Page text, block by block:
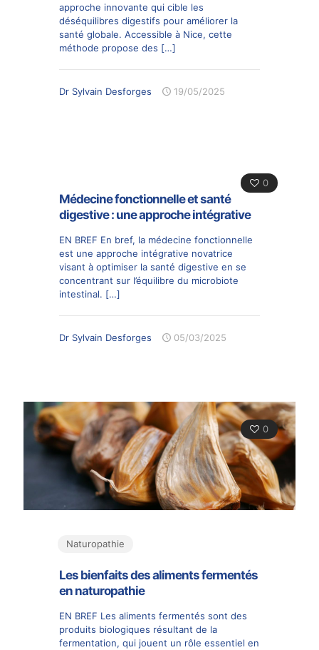
approche innovante qui cible les
déséquilibres digestifs pour améliorer la
santé globale. Accessible à Nice, cette
méthode propose des […]
Dr Sylvain Desforges 19/05/2025
0
Médecine fonctionnelle et santé
digestive : une approche intégrative
EN BREF En bref, la médecine fonctionnelle
est une approche intégrative novatrice
visant à optimiser la santé digestive en se
concentrant sur l’équilibre du microbiote
intestinal. […]
Dr Sylvain Desforges 05/03/2025
0
Naturopathie
Les bienfaits des aliments fermentés
en naturopathie
EN BREF Les aliments fermentés sont des
produits biologiques résultant de la
fermentation, qui jouent un rôle essentiel en